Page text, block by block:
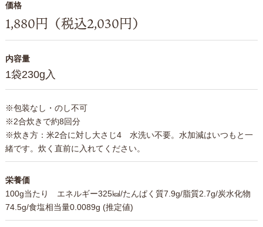
価格
1,880円（税込2,030円）
内容量
1袋230g入
※包装なし・のし不可
※2合炊きで約8回分
※炊き方：米2合に対し大さじ4 水洗い不要。水加減はいつもと一
緒です。炊く直前に入れてください。
栄養価
100g当たり エネルギー325㎉/たんぱく質7.9g/脂質2.7g/炭水化物
74.5g/食塩相当量0.0089g (推定値)